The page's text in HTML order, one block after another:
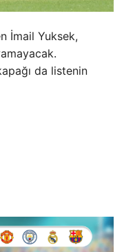
İmail Yuksek,
da listenin